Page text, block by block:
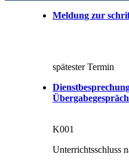
Meldung zur
spätester Termin
K001
Unterrichtsschluss